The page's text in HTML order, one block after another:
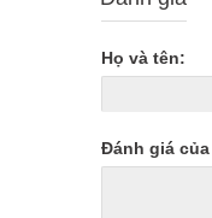
Họ và tên:
Đánh giá